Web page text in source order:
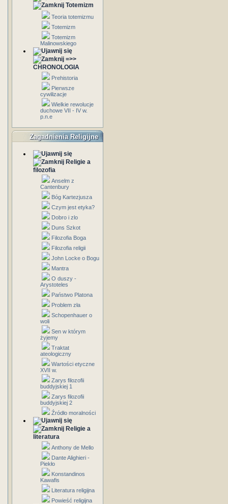
Totemizm
Teoria totemizmu
Totemizm
Totemizm
Malinowskiego
=>>
CHRONOLOGIA
Prehistoria
Pierwsze
cywilizacje
Wielkie rewolucje
duchowe VII - IV w.
p.n.e
Zagadnienia Religijne
Religie a
filozofia
Anselm z
Cantenbury
Bóg Kartezjusza
Czym jest etyka?
Dobro i zlo
Duns Szkot
Filozofia Boga
Filozofia religii
John Locke o Bogu
Mantra
O duszy -
Arystoteles
Państwo Platona
Problem zła
Schopenhauer o
woli
Sen w którym
żyjemy
Traktat
ateologiczny
Wartości etyczne
XVII w.
Zarys filozofii
buddyjskiej 1
Zarys filozofii
buddyjskiej 2
Źródło moralności
Religie a
literatura
Anthony de Mello
Dante Alighieri -
Piekło
Konstandinos
Kawafis
Literatura religijna
Powieść religijna